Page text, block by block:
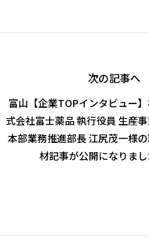
次の記事
富山【企業TOPインタビュー
式会社富士薬品 執行役員 生産
本部業務推進部長 江尻茂一様
材記事が公開になりま